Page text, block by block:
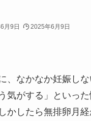
月9日 2025年6月9日
、なかなか妊娠し
気がする」といった
かしたら無排卵月経